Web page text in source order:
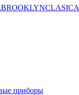
BROOKLYNCLASICA
приборы